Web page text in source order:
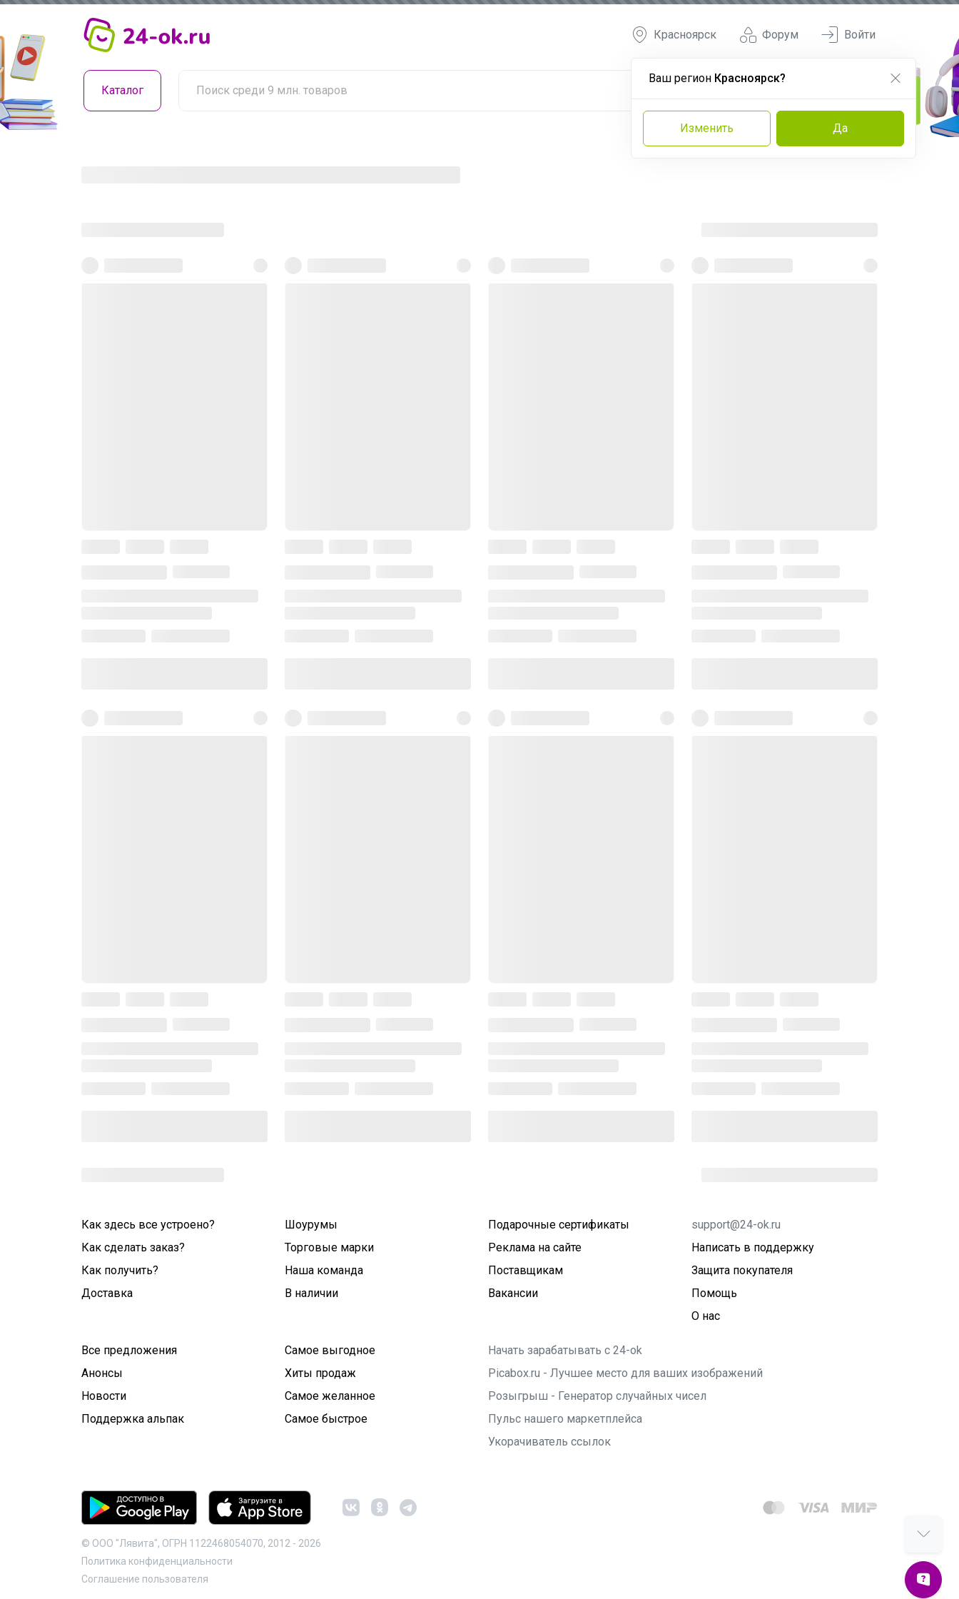
Форум
Красноярск
Ваш регион Красноярск?
Изменить Да
Войти
Каталог
Как здесь все устроено?
Как сделать заказ?
Как получить?
Доставка
Шоурумы
Торговые марки
Наша команда
В наличии
Подарочные сертификаты
Реклама на сайте
Поставщикам
Вакансии
support@24-ok.ru
Написать в поддержку
Защита покупателя
Помощь
О нас
Все предложения
Анонсы
Новости
Поддержка альпак
Самое выгодное
Хиты продаж
Самое желанное
Самое быстрое
Начать зарабатывать с 24-ok
Picabox.ru - Лучшее место для ваших изображений
Розыгрыш - Генератор случайных чисел
Пульс нашего маркетплейса
Укорачиватель ссылок
© ООО "Лявита", ОГРН 1122468054070, 2012 - 2026
Политика конфиденциальности
Cоглашение пользователя